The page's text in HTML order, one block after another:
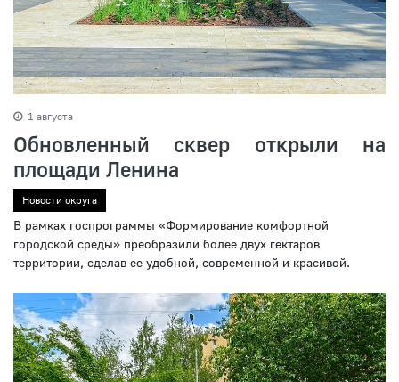
1 августа
Обновленный сквер открыли на
площади Ленина
Новости округа
В рамках госпрограммы «Формирование комфортной
городской среды» преобразили более двух гектаров
территории, сделав ее удобной, современной и красивой.